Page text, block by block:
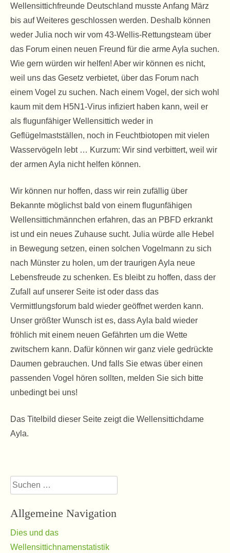
Wellensittichfreunde Deutschland musste Anfang März
bis auf Weiteres geschlossen werden. Deshalb können
weder Julia noch wir vom 43-Wellis-Rettungsteam über
das Forum einen neuen Freund für die arme Ayla suchen.
Wie gern würden wir helfen! Aber wir können es nicht,
weil uns das Gesetz verbietet, über das Forum nach
einem Vogel zu suchen. Nach einem Vogel, der sich wohl
kaum mit dem H5N1-Virus infiziert haben kann, weil er
als flugunfähiger Wellensittich weder in
Geflügelmastställen, noch in Feuchtbiotopen mit vielen
Wasservögeln lebt … Kurzum: Wir sind verbittert, weil wir
der armen Ayla nicht helfen können.
Wir können nur hoffen, dass wir rein zufällig über
Bekannte möglichst bald von einem flugunfähigen
Wellensittichmännchen erfahren, das an PBFD erkrankt
ist und ein neues Zuhause sucht. Julia würde alle Hebel
in Bewegung setzen, einen solchen Vogelmann zu sich
nach Münster zu holen, um der traurigen Ayla neue
Lebensfreude zu schenken. Es bleibt zu hoffen, dass der
Zufall auf unserer Seite ist oder dass das
Vermittlungsforum bald wieder geöffnet werden kann.
Unser größter Wunsch ist es, dass Ayla bald wieder
fröhlich mit einem neuen Gefährten um die Wette
zwitschern kann. Dafür können wir ganz viele gedrückte
Daumen gebrauchen. Und falls Sie etwas über einen
passenden Vogel hören sollten, melden Sie sich bitte
unbedingt bei uns!
Das Titelbild dieser Seite zeigt die Wellensittichdame
Ayla.
Suchen
nach:
Allgemeine Navigation
Dies und das
Wellensittichnamenstatistik